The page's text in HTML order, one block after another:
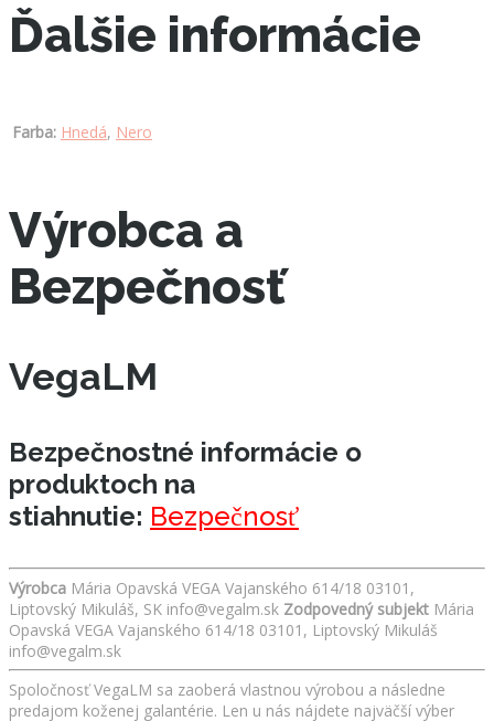
Ďalšie informácie
Farba: Hnedá, Nero
Výrobca a
Bezpečnosť
VegaLM
Bezpečnostné informácie o
produktoch na
stiahnutie: Bezpečnosť
Výrobca Mária Opavská VEGA Vajanského 614/18 03101,
Liptovský Mikuláš, SK info@vegalm.sk Zodpovedný subjekt Mária
Opavská VEGA Vajanského 614/18 03101, Liptovský Mikuláš
info@vegalm.sk
Spoločnosť VegaLM sa zaoberá vlastnou výrobou a následne
predajom koženej galantérie. Len u nás nájdete najväčší výber